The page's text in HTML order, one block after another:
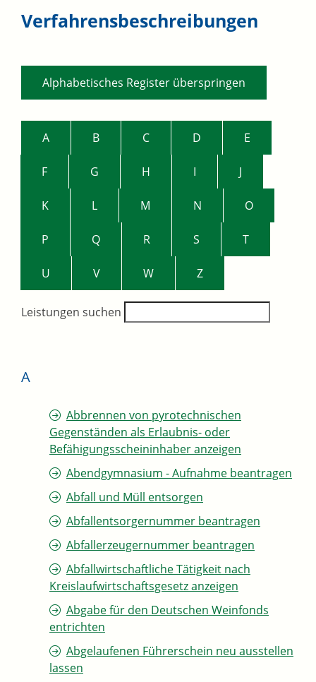
Verfahrensbeschreibungen
Alphabetisches Register überspringen
A B C D E
F G H I J
K L M N O
P Q R S T
U V W Z
Leistungen suchen
A
Abbrennen von pyrotechnischen
Gegenständen als Erlaubnis- oder
Befähigungsscheininhaber anzeigen
Abendgymnasium - Aufnahme beantragen
Abfall und Müll entsorgen
Abfallentsorgernummer beantragen
Abfallerzeugernummer beantragen
Abfallwirtschaftliche Tätigkeit nach
Kreislaufwirtschaftsgesetz anzeigen
Abgabe für den Deutschen Weinfonds
entrichten
Abgelaufenen Führerschein neu ausstellen
lassen